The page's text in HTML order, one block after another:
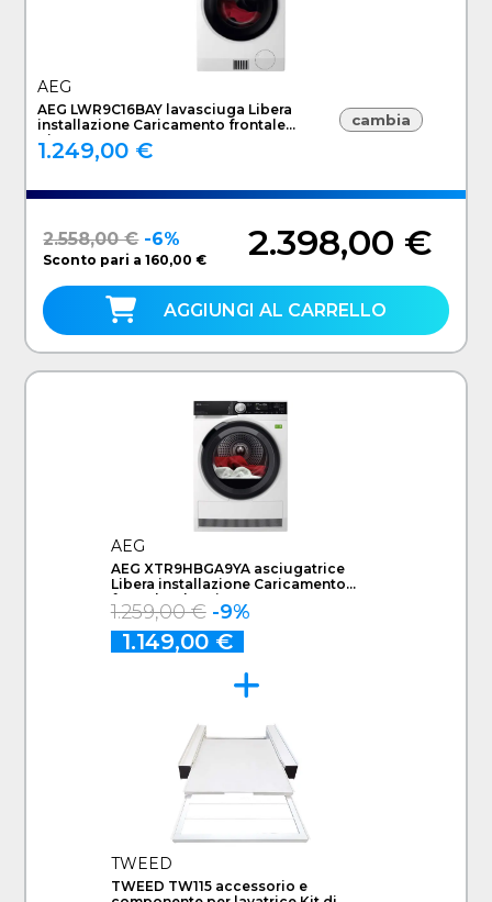
AEG
AEG LWR9C16BAY lavasciuga Libera
installazione Caricamento frontale
Bianco B
1.249,00 €
cambia
2.558,00 € -6%
Sconto pari a 160,00 € 2.398,00 €
AGGIUNGI AL CARRELLO
AEG
AEG XTR9HBGA9YA asciugatrice
Libera installazione Caricamento
frontale 9 kg Bianco
1.259,00 € -9%
1.149,00 €
TWEED
TWEED TW115 accessorio e